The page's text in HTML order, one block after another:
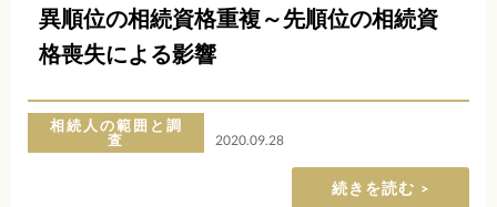
異順位の相続資格重複～先順位の相続資
格喪失による影響
相続人の範囲と調
査 2020.09.28
続きを読む